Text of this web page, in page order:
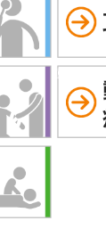
動物病院